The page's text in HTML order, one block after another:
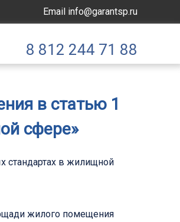
Email info@garantsp.ru
8 812 244 71 88
в статью 1
сфере»
стандартах в жилищной
жилого помещения